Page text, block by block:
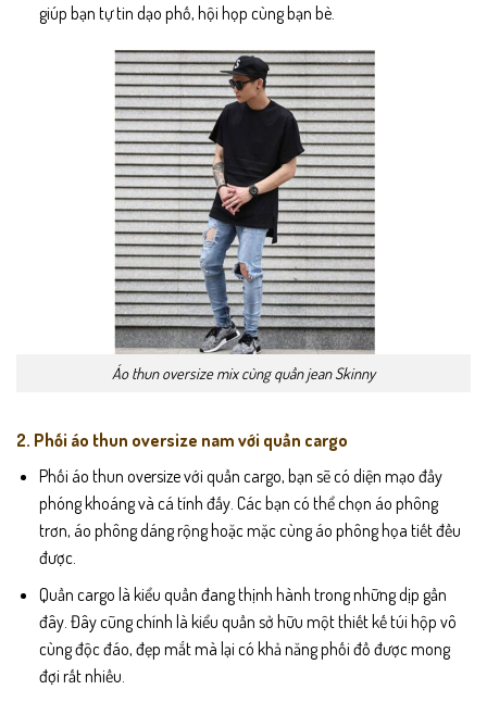
giúp bạn tự tin dạo phố, hội họp cùng bạn bè.
Áo thun oversize mix cùng quần jean Skinny
2. Phối áo thun oversize nam với quần cargo
Phối áo thun oversize với quần cargo, bạn sẽ có diện mạo đầy
phóng khoáng và cá tính đấy. Các bạn có thể chọn áo phông
trơn, áo phông dáng rộng hoặc mặc cùng áo phông họa tiết đều
được.
Quần cargo là kiểu quần đang thịnh hành trong những dịp gần
đây. Đây cũng chính là kiểu quần sở hữu một thiết kế túi hộp vô
cùng độc đáo, đẹp mắt mà lại có khả năng phối đồ được mong
đợi rất nhiều.